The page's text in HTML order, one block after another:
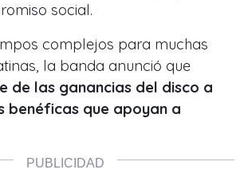
social.
complejos para muchas
la banda anunció que
de las ganancias del disco a
benéficas que apoyan a